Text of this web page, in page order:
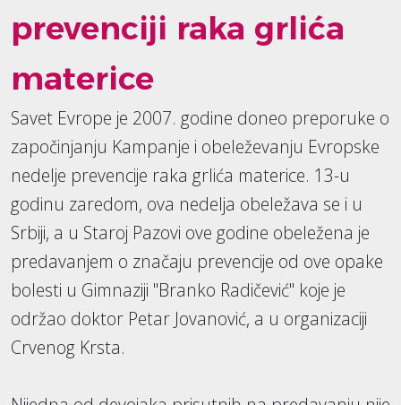
prevenciji raka grlića
materice
Savet Evrope je 2007. godine doneo preporuke o
započinjanju Kampanje i obeleževanju Evropske
nedelje prevencije raka grlića materice. 13-u
godinu zaredom, ova nedelja obeležava se i u
Srbiji, a u Staroj Pazovi ove godine obeležena je
predavanjem o značaju prevencije od ove opake
bolesti u Gimnaziji "Branko Radičević" koje je
održao doktor Petar Jovanović, a u organizaciji
Crvenog Krsta.